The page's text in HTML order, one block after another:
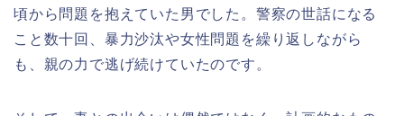
頃から問題を抱えていた男でした。警察の世話になる
こと数十回、暴力沙汰や女性問題を繰り返しながら
も、親の力で逃げ続けていたのです。